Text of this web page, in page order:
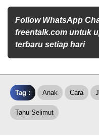
Follow WhatsApp
freentalk.com untuk
terbaru setiap hari
Tag : Anak Cara
Tahu Selimut